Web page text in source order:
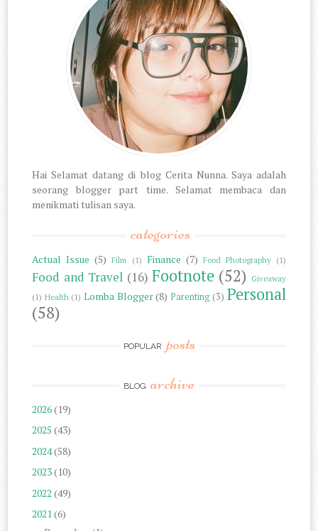
Hai Selamat datang di blog Cerita Nunna. Saya adalah
seorang blogger part time. Selamat membaca dan
menikmati tulisan saya.
categories
Actual Issue (5) Film (1) Finance (7) Food Photography (1)
Food and Travel (16) Footnote (52) Giveaway
(1) Health (1) Lomba Blogger(8) Parenting (3) Personal
(58)
POPULAR posts
BLOG archive
2026(19)
2025 (43)
2024(58)
2023(10)
2022 (49)
2021(6)